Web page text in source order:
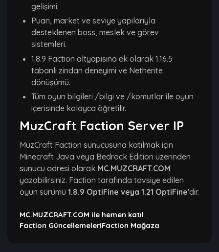
gelişimi.
Puan, market ve seviye yapılarıyla
desteklenen boss, meslek ve görev
sistemleri.
1.8.9 Faction altyapısına ek olarak 1.16.5
tabanlı zindan deneyimi ve Netherite
dönüşümü.
Tüm oyun bilgileri /bilgi ve /komutlar ile oyun
içerisinde kolayca öğretilir.
MuzCraft Faction Server IP
MuzCraft Faction sunucusuna katılmak için
Minecraft Java veya Bedrock Edition üzerinden
sunucu adresi olarak MC.MUZCRAFT.COM
yazabilirsiniz. Faction tarafında tavsiye edilen
oyun sürümü 1.8.9 OptiFine veya 1.21 OptiFine'dır.
MC.MUZCRAFT.COM ile hemen katıl
Faction GüncellemeleriFaction Mağaza